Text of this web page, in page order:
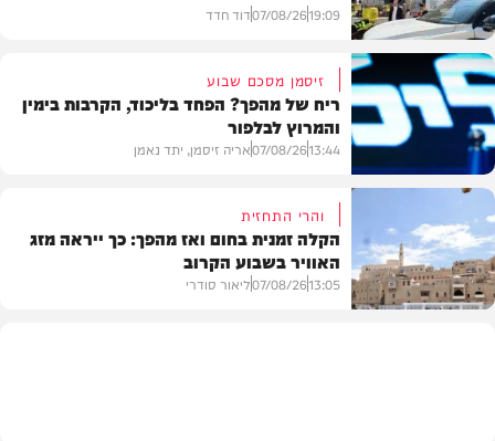
בארץ
19:09
07/08/26דוד חדד
פוליטי
זיסמן מסכם שבוע
ריח של מהפך? הפחד בליכוד, הקרבות בימין
והמרוץ לבלפור
13:44
07/08/26אריה זיסמן, יתד נאמן
והרי התחזית
הקלה זמנית בחום ואז מהפך: כך ייראה מזג
האוויר בשבוע הקרוב
13:05
07/08/26ליאור סודרי